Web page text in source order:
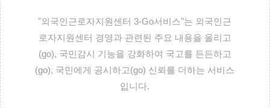
"외국인근로자지원센터 3-Go서비스"는 외국인근
로자지원센터 경영과 관련된 주요 내용을 올리고
(go), 국민감시 기능을 강화하여 국고를 든든하고
(go), 국민에게 공시하고(go) 신뢰를 더하는 서비스
입니다.